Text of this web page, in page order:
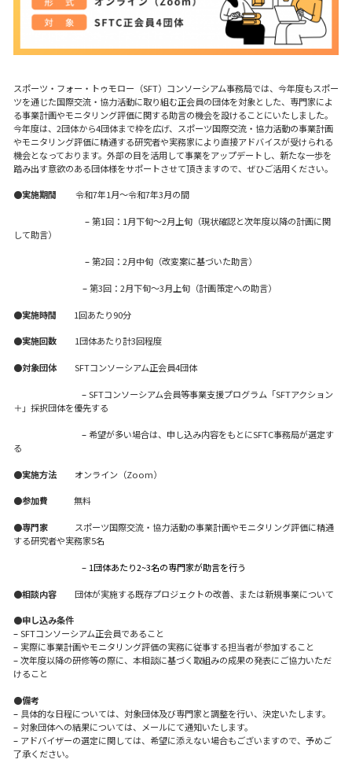
スポーツ・フォー・トゥモロー（SFT）コンソーシアム事務局では、今年度もスポー
ツを通じた国際交流・協力活動に取り組む正会員の団体を対象とした、専門家によ
る事業計画やモニタリング評価に関する助言の機会を設けることにいたしました。
今年度は、2団体から4団体まで枠を広げ、スポーツ国際交流・協力活動の事業計画
やモニタリング評価に精通する研究者や実務家により直接アドバイスが受けられる
機会となっております。外部の目を活用して事業をアップデートし、新たな一歩を
踏み出す意欲のある団体様をサポートさせて頂きますので、ぜひご活用ください。
●実施期間 令和7年1月〜令和7年3月の間
–第1回：1月下旬～2月上旬（現状確認と次年度以降の計画に関
して助言）
–第2回：2月中旬（改変案に基づいた助言）
–第3回：2月下旬～3月上旬（計画策定への助言）
●実施時間 1回あたり90分
●実施回数 1団体あたり計3回程度
●対象団体SFTコンソーシアム正会員4団体
–SFTコンソーシアム会員等事業支援プログラム「SFTアクション
＋」採択団体を優先する
– 希望が多い場合は、申し込み内容をもとにSFTC事務局が選定す
る
●実施方法オンライン（Zoom）
●参加費 無料
●専門家スポーツ国際交流・協力活動の事業計画やモニタリング評価に精通
する研究者や実務家5名
– 1団体あたり2~3名の専門家が助言を行う
●相談内容団体が実施する既存プロジェクトの改善、または新規事業について
●申し込み条件
–SFTコンソーシアム正会員であること
– 実際に事業計画やモニタリング評価の実務に従事する担当者が参加すること
–次年度以降の研修等の際に、本相談に基づく取組みの成果の発表にご協力いただ
けること
●備考
– 具体的な日程については、対象団体及び専門家と調整を行い、決定いたします。
– 対象団体への結果については、メールにて通知いたします。
– アドバイザーの選定に関しては、希望に添えない場合もございますので、予めご
了承ください。